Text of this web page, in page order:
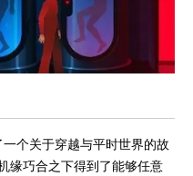
个关于穿越与平时世界的故
缘巧合之下得到了能够任意